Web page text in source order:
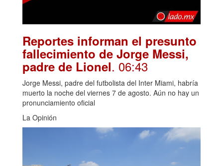
Reportes informan el presunto
fallecimiento de Jorge Messi,
padre de Lionel. 06:43
Jorge Messi, padre del futbolista del Inter Miami, habría
muerto la noche del viernes 7 de agosto. Aún no hay un
pronunciamiento oficial
La Opinión